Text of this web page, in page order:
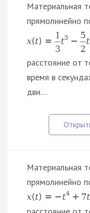
Материальная
прямолинейно
x(t) =
1
3
t3 −
5
2
t
расстояние от
время в
дви…
Материальная
прямолинейно
x(t) = −t4 + 7t